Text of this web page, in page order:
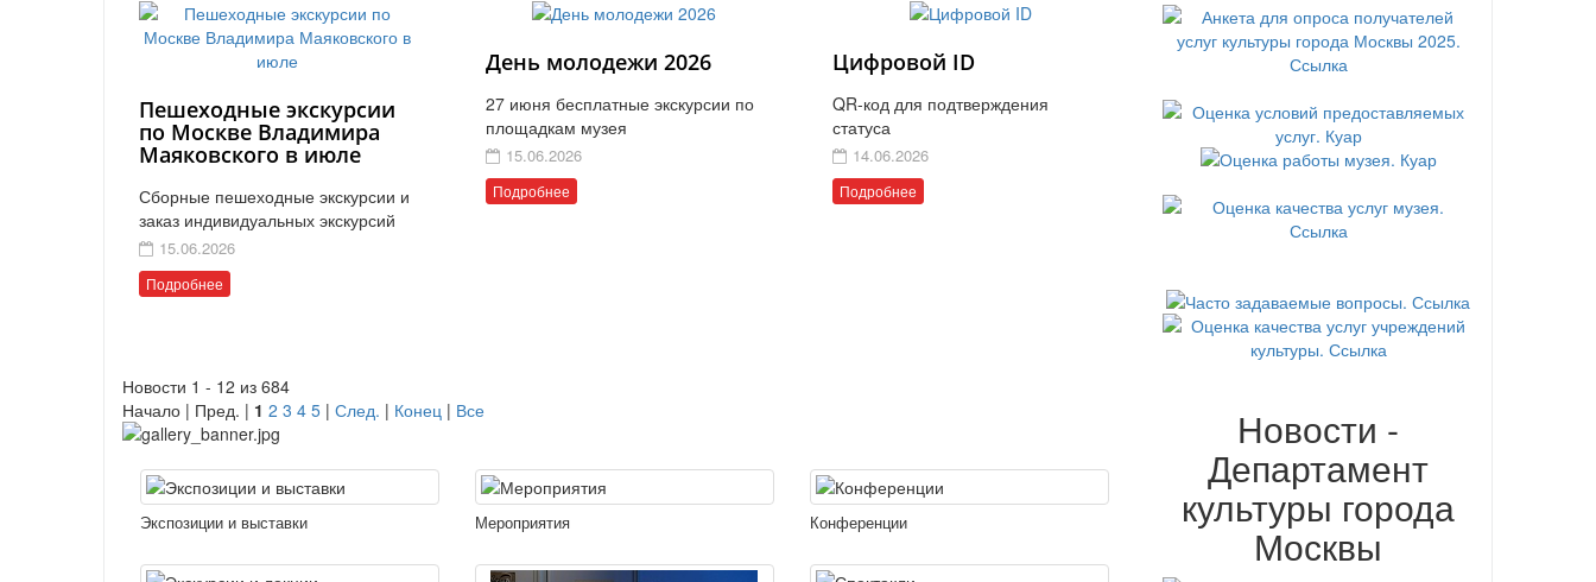
Пешеходные экскурсии
по Москве Владимира
Маяковского в июле
Сборные пешеходные экскурсии и
заказ индивидуальных экскурсий
15.06.2026
Подробнее
День молодежи 2026
27 июня бесплатные экскурсии по
площадкам музея
15.06.2026
Подробнее
Цифровой ID
QR-код для подтверждения
статуса
14.06.2026
Подробнее
Новости 1 - 12 из 684
Начало | Пред. | 1 2 3 4 5 | След. | Конец | Все
Экспозиции и выставки Мероприятия Конференции
Новости -
Департамент
культуры города
Москвы